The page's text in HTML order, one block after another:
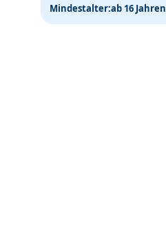
fach
7243
Mindestalter:ab 16 Jahren